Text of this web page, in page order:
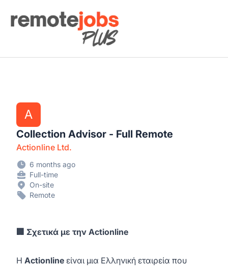
Remote Jobs Plus
A
Collection Advisor - Full Remote
Actionline Ltd.
6 months ago
Full-time
On-site
Remote
🏢 Σχετικά με την Actionline
Η Actionline είναι μια Ελληνική εταιρεία που